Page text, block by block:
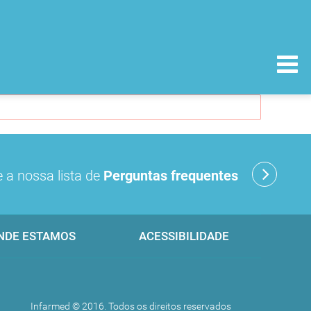
a nossa lista de Perguntas frequentes
ESTAMOS ACESSIBILIDADE
Infarmed © 2016. Todos os direitos reservados